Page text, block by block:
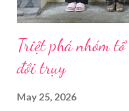
Triệt phá nhóm
đồi trụy
May 25, 2026